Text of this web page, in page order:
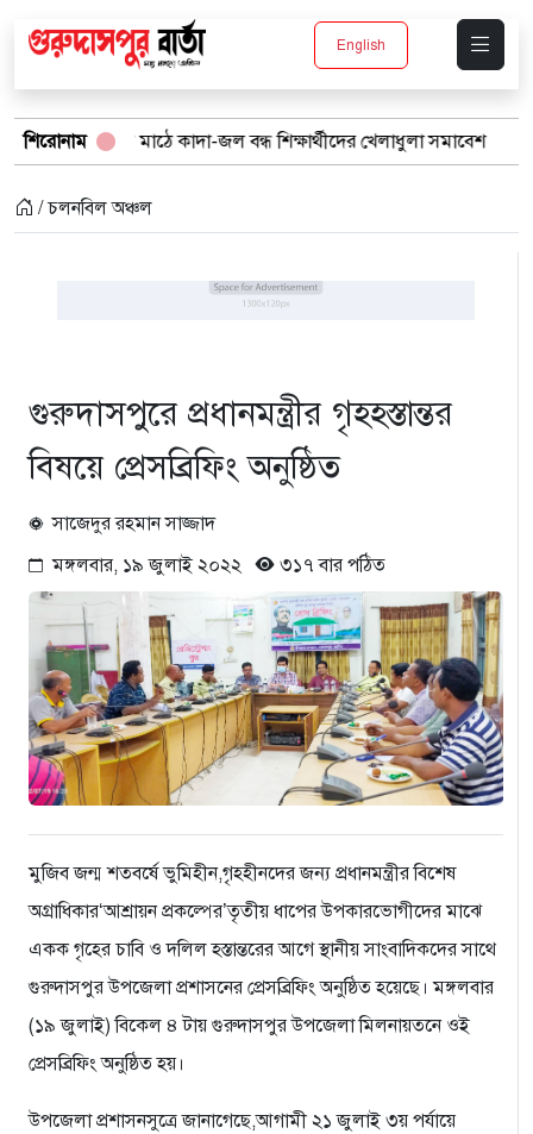
English
শিরোনাম
মাঠে কাদা-জল বন্ধ শিক্ষার্থীদের খেলাধুলা সমাবেশ বর্ষার
/ চলনবিল অঞ্চল
গুরুদাসপুরে প্রধানমন্ত্রীর গৃহহস্তান্তর
বিষয়ে প্রেসব্রিফিং অনুষ্ঠিত
সাজেদুর রহমান সাজ্জাদ
মঙ্গলবার, ১৯ জুলাই ২০২২
৩১৭ বার পঠিত
মুজিব জন্ম শতবর্ষে ভুমিহীন,গৃহহীনদের জন্য প্রধানমন্ত্রীর বিশেষ
অগ্রাধিকার‘আশ্রায়ন প্রকল্পের’তৃতীয় ধাপের উপকারভোগীদের মাঝে
একক গৃহের চাবি ও দলিল হস্তান্তরের আগে স্থানীয় সাংবাদিকদের সাথে
গুরুদাসপুর উপজেলা প্রশাসনের প্রেসব্রিফিং অনুষ্ঠিত হয়েছে। মঙ্গলবার
(১৯ জুলাই) বিকেল ৪ টায় গুরুদাসপুর উপজেলা মিলনায়তনে ওই
প্রেসব্রিফিং অনুষ্ঠিত হয়।
উপজেলা প্রশাসনসুত্রে জানাগেছে,আগামী ২১ জুলাই ৩য় পর্যায়ে